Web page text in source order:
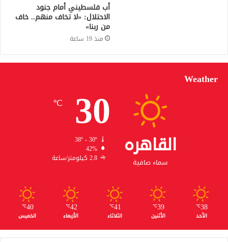
أب فلسطيني أمام جنود
الاحتلال: «لا تخاف منهم.. خاف
من ربنا»
منذ 19 ساعة
Weather
القاهره
سماء صافية
30
℃
38º - 30º
42%
2.8 كيلومتر/ساعة
38
℃
الأحد
39
℃
الأثنين
41
℃
الثلاثاء
42
℃
الأربعاء
40
℃
الخميس